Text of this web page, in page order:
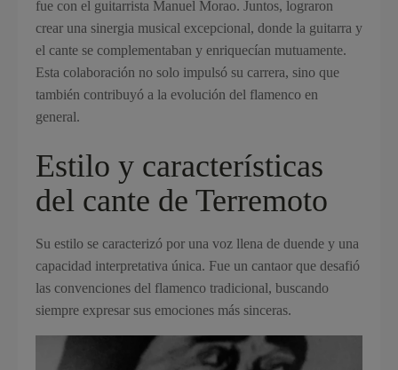
fue con el guitarrista Manuel Morao. Juntos, lograron
crear una sinergia musical excepcional, donde la guitarra y
el cante se complementaban y enriquecían mutuamente.
Esta colaboración no solo impulsó su carrera, sino que
también contribuyó a la evolución del flamenco en
general.
Estilo y características
del cante de Terremoto
Su estilo se caracterizó por una voz llena de duende y una
capacidad interpretativa única. Fue un cantaor que desafió
las convenciones del flamenco tradicional, buscando
siempre expresar sus emociones más sinceras.